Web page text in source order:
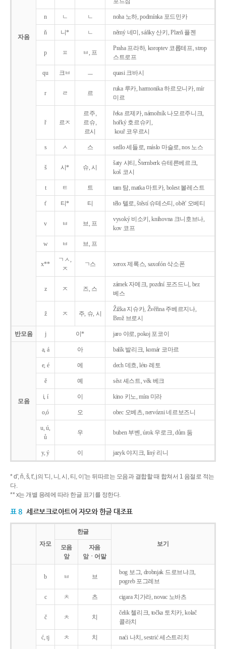
자음
n ㄴ ㄴ noha 노하, podmínka 포드민카
ň 니* ㄴ němý 네미, sáňky 산키, Plzeň 플젠
p ㅍ ㅂ, 프
Praha 프라하, koroptev 코롭테프, strop
스트로프
qu 크ㅂ ㅡ quasi 크바시
r ㄹ 르
ruka 루카, harmonika 하르모니카, mír
미르
ř 르ㅈ
르주,
르슈,
르시
řeka 르제카, námořník 나모르주니크,
hořký 호르슈키,
kouř 코우르시
s ㅅ 스 sedlo 세들로, máslo 마슬로, nos 노스
š 시* 슈, 시
šaty 샤티, Šternberk 슈테른베르크,
koš 코시
t ㅌ 트 tam 탐, matka 마트카, bolest 볼레스트
t' 티* 티 tělo 텔로, štěstí 슈테스티, obět' 오베티
v ㅂ 브, 프
vysoký 비소키, knihovna 크니호브나,
kov 코프
w ㅂ 브, 프
x**
ㄱㅅ,
ㅈ
ㄱ스 xerox 제록스, saxofón 삭소폰
z ㅈ 즈, 스
zámek 자메크, pozdní 포즈드니, bez
베스
ž ㅈ 주, 슈, 시
Žižka 지슈카, Žvěřina 주베르지나,
Brož 브로시
반모음 j 이* jaro 야로, pokoj 포코이
모음
a, á 아 balík 발리크, komár 코마르
e, é 에 dech 데흐, léto 레토
ě 예 sěst 셰스트, věk 베크
i, í 이 kino 키노, míra 미라
o,ó 오 obec 오베츠, nervózni 네르보즈니
u, ú,
ů
우 buben 부벤, úrok 우로크, dům 둠
y, ý 이 jazyk야지크, líný 리니
* d', ň, š, t', j의 '디, 니, 시, 티, 이'는 뒤따르는 모음과 결합할 때 합쳐서 1 음절로 적는
다.
** x는 개별 용례에 따라 한글 표기를 정한다.
표 8 세르보크로아트어 자모와 한글 대조표
자모
한글
보기
모음
앞
자음
앞ㆍ어말
b ㅂ 브
bog 보그, drobnjak 드로브냐크,
pogreb 포그레브
c ㅊ 츠 cigara 치가라, novac 노바츠
č ㅊ 치
čelik 첼리크, točka 토치카, kolač
콜라치
ć, tj ㅊ 치 naći 나치, sestrić 세스트리치